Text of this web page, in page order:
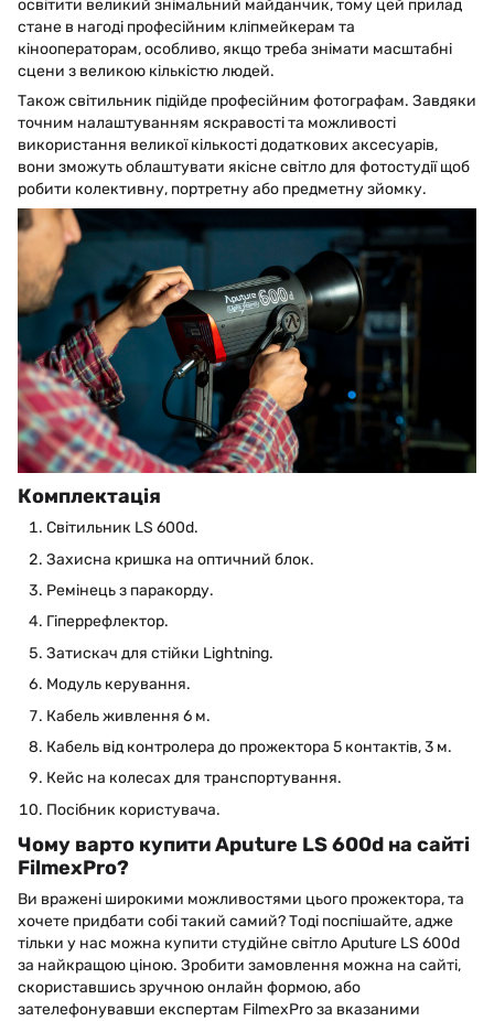
освітити великий знімальний майданчик, тому цей прилад
стане в нагоді професійним кліпмейкерам та
кінооператорам, особливо, якщо треба знімати масштабні
сцени з великою кількістю людей.
Також світильник підійде професійним фотографам. Завдяки
точним налаштуванням яскравості та можливості
використання великої кількості додаткових аксесуарів,
вони зможуть облаштувати якісне світло для фотостудії щоб
робити колективну, портретну або предметну зйомку.
Комплектація
Світильник LS 600d.
Захисна кришка на оптичний блок.
Ремінець з паракорду.
Гіперрефлектор.
Затискач для стійки Lightning.
Модуль керування.
Кабель живлення 6 м.
Кабель від контролера до прожектора 5 контактів, 3 м.
Кейс на колесах для транспортування.
Посібник користувача.
Чому варто купити Aputure LS 600d на сайті
FilmexPro?
Ви вражені широкими можливостями цього прожектора, та
хочете придбати собі такий самий? Тоді поспішайте, адже
тільки у нас можна купити студійне світло Aputure LS 600d
за найкращою ціною. Зробити замовлення можна на сайті,
скориставшись зручною онлайн формою, або
зателефонувавши експертам FilmexPro за вказаними